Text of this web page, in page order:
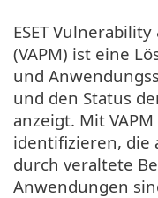
ESET
(VAPM) ist eine
und
und den Status
anzeigt. Mit
identifizieren, die
durch veraltete
Anwendungen